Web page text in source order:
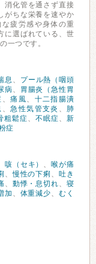
消化管を通さず直接
がちな栄養を速やか
疲労感や身体の重
に選ばれている、世
一つです。
息 、
プール熱（咽頭
病、
胃腸炎（急性胃
、痛風、 十二指腸潰
、急性気管支炎 、 肺
粗鬆症、不眠症、新
症
咳（セキ） 、喉が痛
、慢性の下痢 、吐き
、 動悸・息切れ、寝
加 、 体重減少、むく